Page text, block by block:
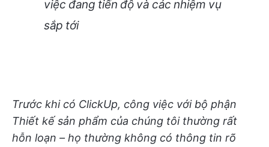
việc đang tiến độ và các nhiệm vụ
sắp tới
Trước khi có ClickUp, công việc với bộ phận
Thiết kế sản phẩm của chúng tôi thường rất
hỗn loạn – họ thường không có thông tin rõ